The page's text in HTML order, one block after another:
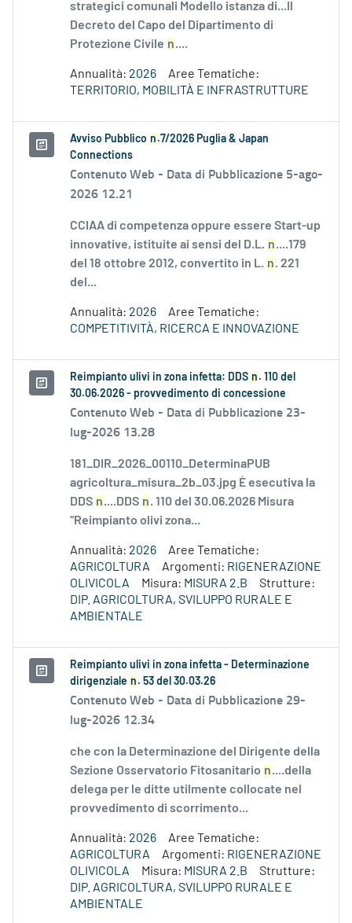
strategici comunali Modello istanza di...Il
Decreto del Capo del Dipartimento di
Protezione Civile n....
Annualità: 2026
Aree Tematiche:
TERRITORIO, MOBILITÀ E INFRASTRUTTURE
Avviso Pubblico n .7/2026 Puglia & Japan
Connections
Contenuto Web - Data di Pubblicazione 5-ago-
2026 12.21
CCIAA di competenza oppure essere Start-up
innovative, istituite ai sensi del D.L. n....179
del 18 ottobre 2012, convertito in L. n. 221
del...
Annualità: 2026
Aree Tematiche:
COMPETITIVITÀ, RICERCA E INNOVAZIONE
Reimpianto ulivi in zona infetta: DDS n . 110 del
30.06.2026 - provvedimento di concessione
Contenuto Web - Data di Pubblicazione 23-
lug-2026 13.28
181_DIR_2026_00110_DeterminaPUB
agricoltura_misura_2b_03.jpg È esecutiva la
DDS n....DDS n. 110 del 30.06.2026 Misura
“Reimpianto olivi zona...
Annualità: 2026
Aree Tematiche:
AGRICOLTURA
Argomenti: RIGENERAZIONE
OLIVICOLA
Misura: MISURA 2.B
Strutture:
DIP. AGRICOLTURA, SVILUPPO RURALE E
AMBIENTALE
Reimpianto ulivi in zona infetta - Determinazione
dirigenziale n . 53 del 30.03.26
Contenuto Web - Data di Pubblicazione 29-
lug-2026 12.34
che con la Determinazione del Dirigente della
Sezione Osservatorio Fitosanitario n....della
delega per le ditte utilmente collocate nel
provvedimento di scorrimento...
Annualità: 2026
Aree Tematiche:
AGRICOLTURA
Argomenti: RIGENERAZIONE
OLIVICOLA
Misura: MISURA 2.B
Strutture:
DIP. AGRICOLTURA, SVILUPPO RURALE E
AMBIENTALE